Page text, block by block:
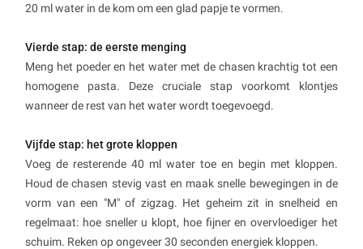
20 ml water in de kom om een glad papje te vormen.
Vierde stap: de eerste menging
Meng het poeder en het water met de chasen krachtig tot een
homogene pasta. Deze cruciale stap voorkomt klontjes
wanneer de rest van het water wordt toegevoegd.
Vijfde stap: het grote kloppen
Voeg de resterende 40 ml water toe en begin met kloppen.
Houd de chasen stevig vast en maak snelle bewegingen in de
vorm van een "M" of zigzag. Het geheim zit in snelheid en
regelmaat: hoe sneller u klopt, hoe fijner en overvloediger het
schuim. Reken op ongeveer 30 seconden energiek kloppen.